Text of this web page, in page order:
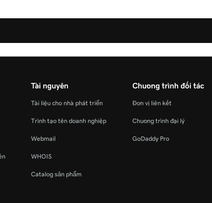
Tài nguyên
Tài liệu cho nhà phát triển
Trình tạo tên doanh nghiệp
Webmail
WHOIS
Catalog sản phẩm
Chương trình đối tác
Đơn vị liên kết
Chương trình đại lý
GoDaddy Pro